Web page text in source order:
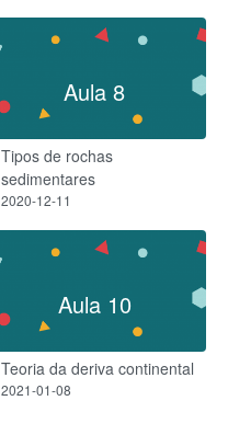
Aula 8
Tipos de rochas
sedimentares
2020-12-11
Aula 10
Teoria da deriva continental
2021-01-08